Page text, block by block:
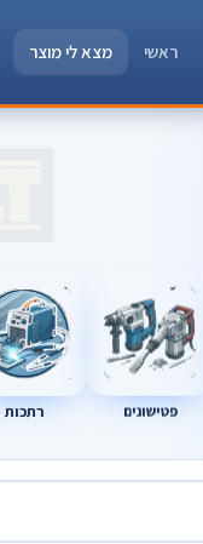
ראשי מצא לי מוצר
פטישונים רתכות